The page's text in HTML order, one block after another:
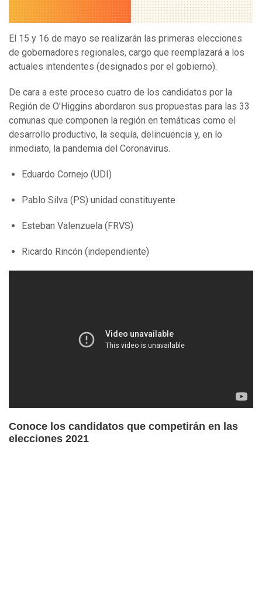
El 15 y 16 de mayo se realizarán las primeras elecciones
de gobernadores regionales, cargo que reemplazará a los
actuales intendentes (designados por el gobierno).
De cara a este proceso cuatro de los candidatos por la
Región de O'Higgins abordaron sus propuestas para las 33
comunas que componen la región en temáticas como el
desarrollo productivo, la sequía, delincuencia y, en lo
inmediato, la pandemia del Coronavirus.
Eduardo Cornejo (UDI)
Pablo Silva (PS) unidad constituyente
Esteban Valenzuela (FRVS)
Ricardo Rincón (independiente)
Conoce los candidatos que competirán en las
elecciones 2021